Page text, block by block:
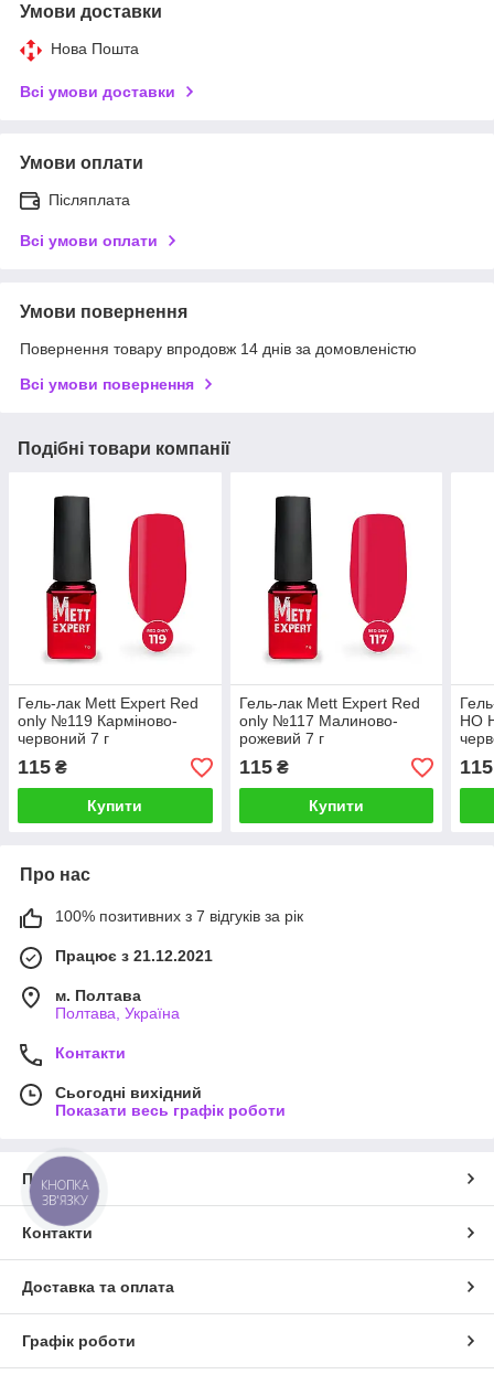
Умови доставки
Нова Пошта
Всі умови доставки
Умови оплати
Післяплата
Всі умови оплати
Умови повернення
Повернення товару впродовж 14 днів за домовленістю
Всі умови повернення
Подібні товари компанії
Гель-лак Mett Expert Red
only №119 Карміново-
червоний 7 г
115 ₴
Купити
Гель-лак Mett Expert Red
only №117 Малиново-
рожевий 7 г
115₴
Купити
HO
115
Про нас
100% позитивних з 7 відгуків за рік
Працює з 21.12.2021
м. Полтава
Полтава, Україна
Контакти
Сьогодні вихідний
Показати весь графік роботи
Про нас
Контакти
Доставка та оплата
Графік роботи
КНОПКА
ЗВ'ЯЗКУ